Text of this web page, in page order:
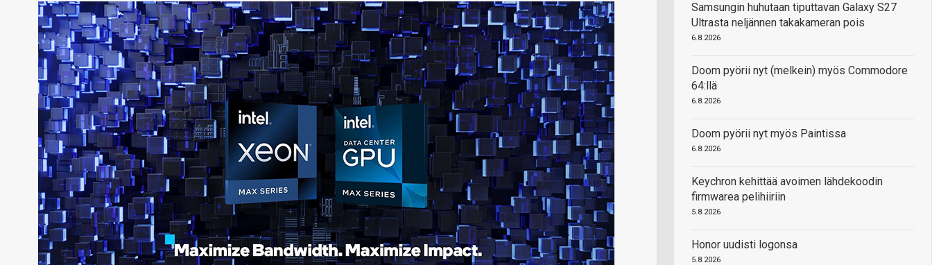
Samsungin huhutaan tiputtavan Galaxy S27
Ultrasta neljännen takakameran pois
6.8.2026
Doom pyörii nyt (melkein) myös Commodore
64:llä
6.8.2026
Doom pyörii nyt myös Paintissa
6.8.2026
Keychron kehittää avoimen lähdekoodin
firmwarea pelihiiriin
5.8.2026
Honor uudisti logonsa
5.8.2026